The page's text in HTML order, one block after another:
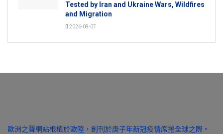
Tested by Iran and Ukraine Wars, Wildfires
and Migration
2026-08-07
歐洲之聲網站根植於歐陸，創刊於庚子年新冠疫情席捲全球之際。